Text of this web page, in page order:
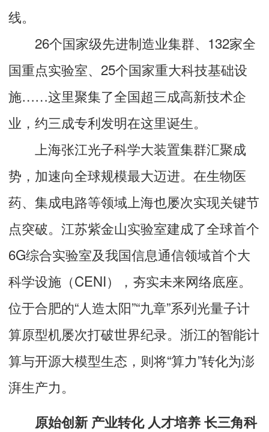
线。
26个国家级先进制造业集群、132家全
国重点实验室、25个国家重大科技基础设
施……这里聚集了全国超三成高新技术企
业，约三成专利发明在这里诞生。
上海张江光子科学大装置集群汇聚成
势，加速向全球规模最大迈进。在生物医
药、集成电路等领域上海也屡次实现关键节
点突破。江苏紫金山实验室建成了全球首个
6G综合实验室及我国信息通信领域首个大
科学设施（CENI），夯实未来网络底座。
位于合肥的“人造太阳”“九章”系列光量子计
算原型机屡次打破世界纪录。浙江的智能计
算与开源大模型生态，则将“算力”转化为澎
湃生产力。
原始创新 产业转化 人才培养 长三角科